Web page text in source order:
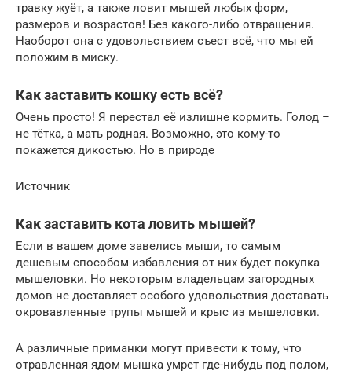
травку жуёт, а также ловит мышей любых форм,
размеров и возрастов! Без какого-либо отвращения.
Наоборот она с удовольствием съест всё, что мы ей
положим в миску.
Как заставить кошку есть всё?
Очень просто! Я перестал её излишне кормить. Голод –
не тётка, а мать родная. Возможно, это кому-то
покажется дикостью. Но в природе
Источник
Как заставить кота ловить мышей?
Если в вашем доме завелись мыши, то самым
дешевым способом избавления от них будет покупка
мышеловки. Но некоторым владельцам загородных
домов не доставляет особого удовольствия доставать
окровавленные трупы мышей и крыс из мышеловки.
А различные приманки могут привести к тому, что
отравленная ядом мышка умрет где-нибудь под полом,